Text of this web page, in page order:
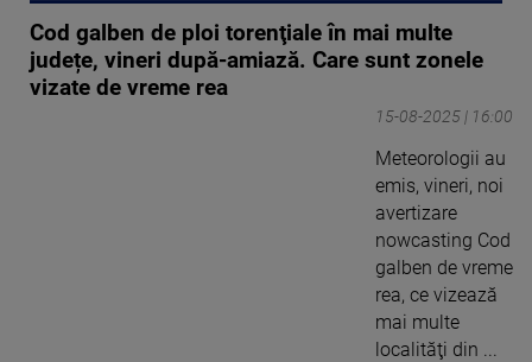
Cod galben de ploi torenţiale în mai multe
județe, vineri după-amiază. Care sunt zonele
vizate de vreme rea
15-08-2025 | 16:00
Meteorologii au
emis, vineri, noi
avertizare
nowcasting Cod
galben de vreme
rea, ce vizează
mai multe
localităţi din ...